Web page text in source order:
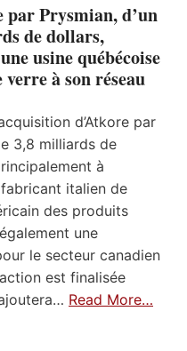
par Prysmian, d’un
de dollars,
usine québécoise
à son réseau
d’Atkore par
3,8 milliards de
à
italien de
des produits
une
le secteur canadien
est finalisée
Read More…